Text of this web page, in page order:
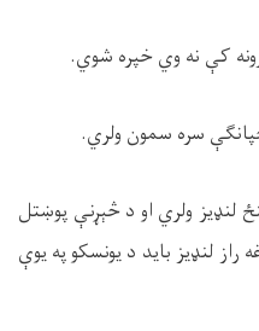
کې نه وي خپره شوي.
سره سمون ولري.
او ۲۰۰ کلمو ترمنځ لنډيز ولري او د څېړنې پوښتل
لنډیز باید د یونسکو په يوې